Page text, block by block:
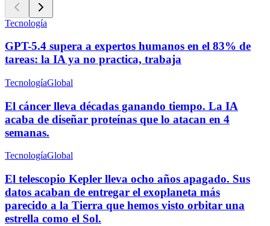
Tecnología
GPT-5.4 supera a expertos humanos en el 83% de
tareas: la IA ya no practica, trabaja
TecnologíaGlobal
El cáncer lleva décadas ganando tiempo. La IA
acaba de diseñar proteínas que lo atacan en 4
semanas.
TecnologíaGlobal
El telescopio Kepler lleva ocho años apagado. Sus
datos acaban de entregar el exoplaneta más
parecido a la Tierra que hemos visto orbitar una
estrella como el Sol.